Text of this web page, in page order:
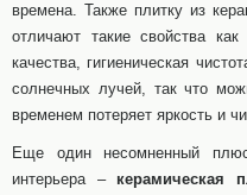
времена. Также плитку из
отличают такие свойства
качества, гигиеническая
солнечных лучей, так что
временем потеряет яркость и
Еще один несомненный плюс
интерьера –керамическая